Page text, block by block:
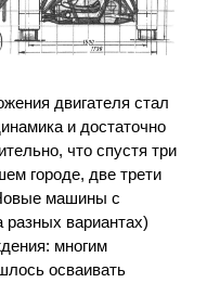
двигателя стал
и достаточно
что спустя три
городе, две трети
машины с
разных вариантах)
многим
осваивать